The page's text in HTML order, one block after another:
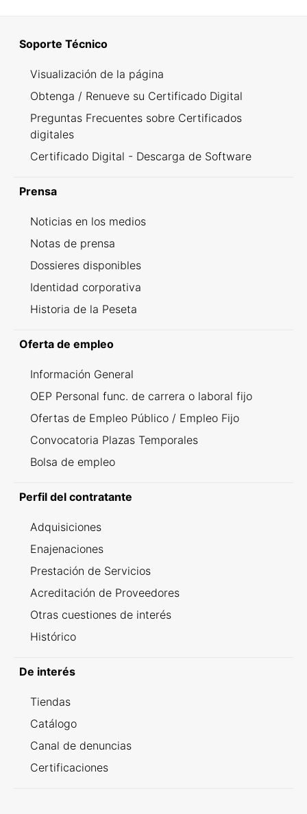
Soporte Técnico
Visualización de la página
Obtenga / Renueve su Certificado Digital
Preguntas Frecuentes sobre Certificados
digitales
Certificado Digital - Descarga de Software
Prensa
Noticias en los medios
Notas de prensa
Dossieres disponibles
Identidad corporativa
Historia de la Peseta
Oferta de empleo
Información General
OEP Personal func. de carrera o laboral fijo
Ofertas de Empleo Público / Empleo Fijo
Convocatoria Plazas Temporales
Bolsa de empleo
Perfil del contratante
Adquisiciones
Enajenaciones
Prestación de Servicios
Acreditación de Proveedores
Otras cuestiones de interés
Histórico
De interés
Tiendas
Catálogo
Canal de denuncias
Certificaciones